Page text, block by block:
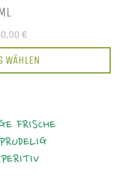
€
WÄHLEN
FRISCHE